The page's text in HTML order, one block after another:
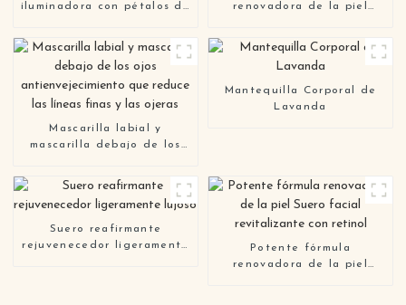
iluminadora con pétalos de
renovadora de la piel
VC
Mascarilla labial y
mascarilla debajo de los
que reduce las líneas finas
Mantequilla Corporal de
Lavanda
Suero reafirmante
rejuvenecedor ligeramente
Potente fórmula
renovadora de la piel